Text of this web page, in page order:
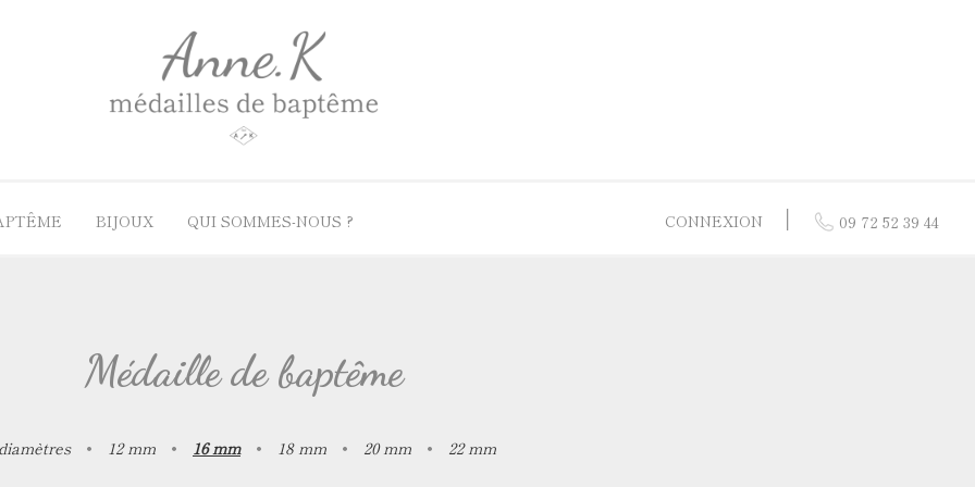
de berceau
de baptême fille
Médaille de baptême en or 9 carats
Médaille de baptême en nacre
BIJOUX QUI SOMMES-NOUS ? CONNEXION │ 09 72 52 39 44
Médaille de baptême
• 12 mm • 16 mm • 18 mm • 20 mm • 22 mm